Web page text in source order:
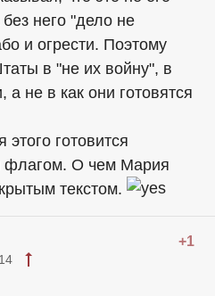
него "дело не
и огрести. Поэтому
в "не их войну", в
не в как они готовятся
этого готовится
флагом. О чем Мария
текстом.
+1